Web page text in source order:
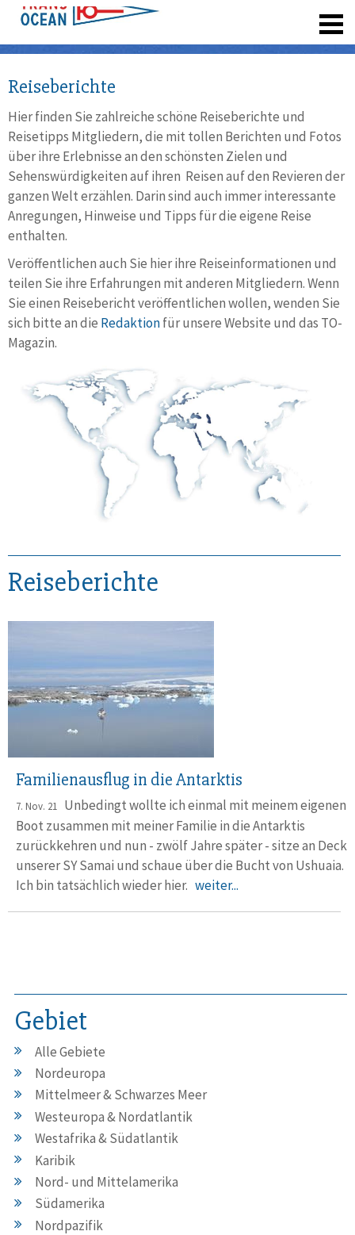
Reiseberichte
Hier finden Sie zahlreiche schöne Reiseberichte und
Reisetipps Mitgliedern, die mit tollen Berichten und Fotos
über ihre Erlebnisse an den schönsten Zielen und
Sehenswürdigkeiten auf ihren Reisen auf den Revieren der
ganzen Welt erzählen. Darin sind auch immer interessante
Anregungen, Hinweise und Tipps für die eigene Reise
enthalten.
Veröffentlichen auch Sie hier ihre Reiseinformationen und
teilen Sie ihre Erfahrungen mit anderen Mitgliedern. Wenn
Sie einen Reisebericht veröffentlichen wollen, wenden Sie
sich bitte an die Redaktionfür unsere Website und das TO-
Magazin.
Reiseberichte
Familienausflug in die Antarktis
7. Nov. 21 Unbedingt wollte ich einmal mit meinem eigenen
Boot zusammen mit meiner Familie in die Antarktis
zurückkehren und nun - zwölf Jahre später - sitze an Deck
unserer SY Samai und schaue über die Bucht von Ushuaia.
Ich bin tatsächlich wieder hier. weiter...
Gebiet
Alle Gebiete
Nordeuropa
Mittelmeer & Schwarzes Meer
Westeuropa & Nordatlantik
Westafrika & Südatlantik
Karibik
Nord- und Mittelamerika
Südamerika
Nordpazifik